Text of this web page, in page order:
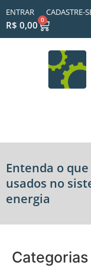
ENTRAR CADASTRE-
R$ 0,00 0
Entenda o
usados no
energia
Categorias